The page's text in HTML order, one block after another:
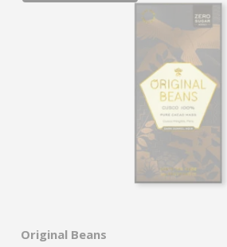
Original Beans